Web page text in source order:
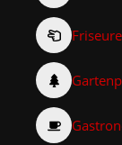
Friseure